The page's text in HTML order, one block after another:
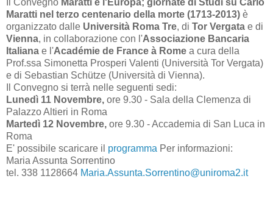
Maratti nel terzo centenario della morte (1713-2013) è
organizzato dalle Università Roma Tre, di Tor Vergata e di
Vienna, in collaborazione con l'Associazione Bancaria
Italiana e l'Académie de France à Rome a cura della
Prof.ssa Simonetta Prosperi Valenti (Università Tor Vergata)
e di Sebastian Schütze (Università di Vienna).
Il Convegno si terrà nelle seguenti sedi:
Lunedì 11 Novembre, ore 9.30 - Sala della Clemenza di
Palazzo Altieri in Roma
Martedì 12 Novembre, ore 9.30 - Accademia di San Luca in
Roma
E' possibile scaricare il programma Per informazioni:
Maria Assunta Sorrentino
tel. 338 1128664 Maria.Assunta.Sorrentino@uniroma2.it